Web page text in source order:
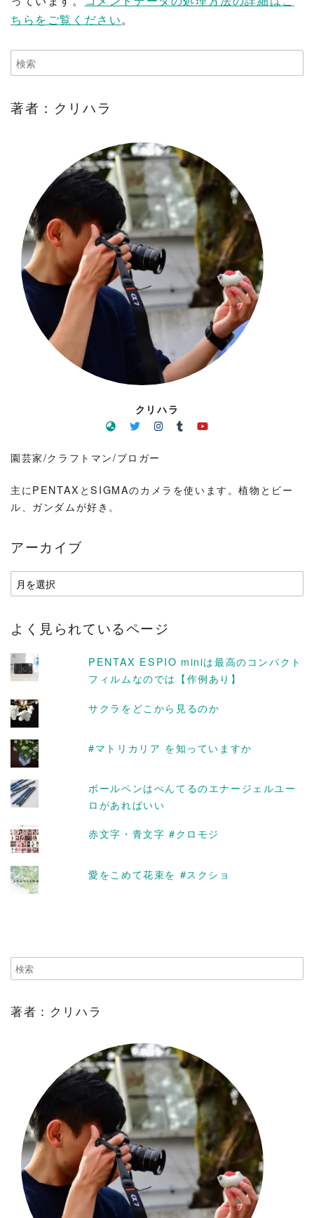
ちらをご覧ください。
著者：クリハラ
クリハラ
園芸家/クラフトマン/ブロガー
主にPENTAXとSIGMAのカメラを使います。植物とビー
ル、ガンダムが好き。
アーカイブ
ア
ー
イ
よく見られているページ
PENTAX ESPIO miniは最高のコンパクト
フィルムなのでは【作例あり】
サクラをどこから見るのか
#マトリカリア を知っていますか
ボールペンはぺんてるのエナージェルユー
ロがあればいい
赤文字・青文字 #クロモジ
愛をこめて花束を #スクショ
著者：クリハラ